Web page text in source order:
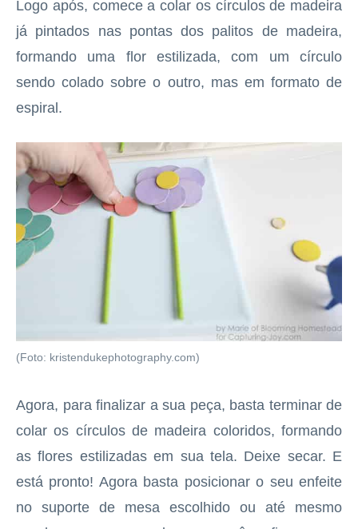
Logo após, comece a colar os círculos de madeira
já pintados nas pontas dos palitos de madeira,
formando uma flor estilizada, com um círculo
sendo colado sobre o outro, mas em formato de
espiral.
(Foto: kristendukephotography.com)
Agora, para finalizar a sua peça, basta terminar de
colar os círculos de madeira coloridos, formando
as flores estilizadas em sua tela. Deixe secar. E
está pronto! Agora basta posicionar o seu enfeite
no suporte de mesa escolhido ou até mesmo